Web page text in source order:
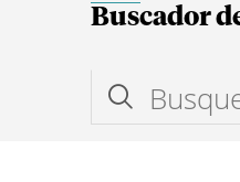
Buscador